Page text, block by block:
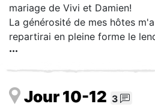
mariage de Vivi et Damien!
La générosité de mes hôtes
repartirai en pleine forme le
Jour 10-12 3